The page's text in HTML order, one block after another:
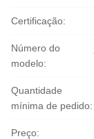
Certificação:
Número do
modelo:
Quantidade
mínima de pedido:
Preço: